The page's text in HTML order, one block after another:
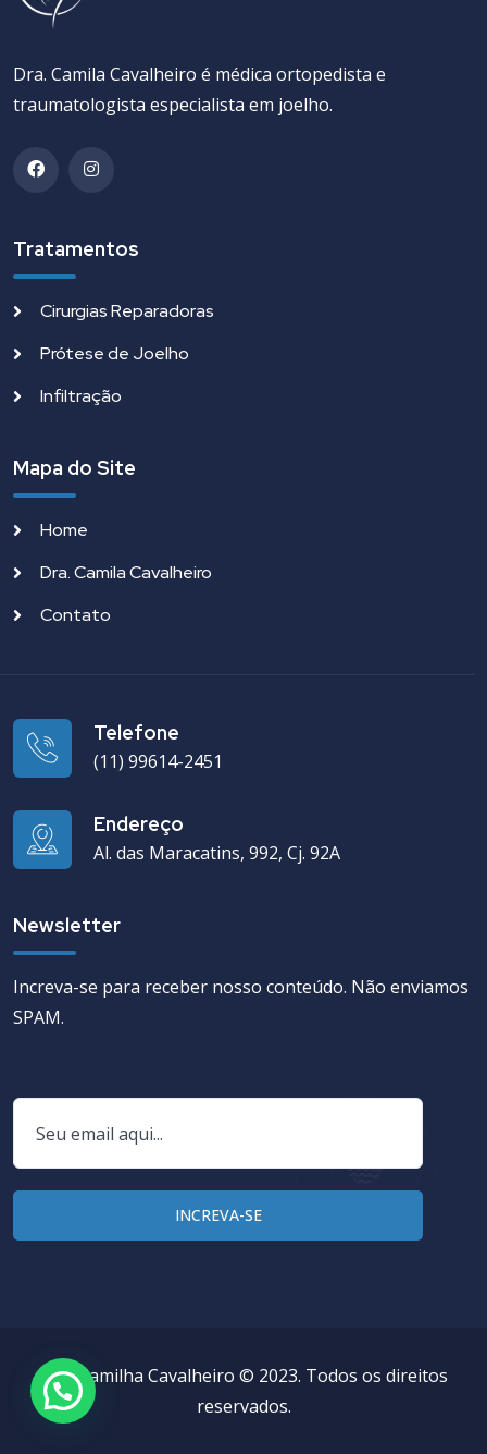
Dra. Camila Cavalheiro é médica ortopedista e
traumatologista especialista em joelho.
Tratamentos
Cirurgias Reparadoras
Prótese de Joelho
Infiltração
Mapa do Site
Home
Dra. Camila Cavalheiro
Contato
Telefone
(11) 99614-2451
Endereço
Al. das Maracatins, 992, Cj. 92A
Newsletter
Increva-se para receber nosso conteúdo. Não enviamos
SPAM.
Dra. Camilha Cavalheiro © 2023. Todos os direitos
reservados.